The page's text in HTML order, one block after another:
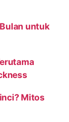
untuk
Mitos